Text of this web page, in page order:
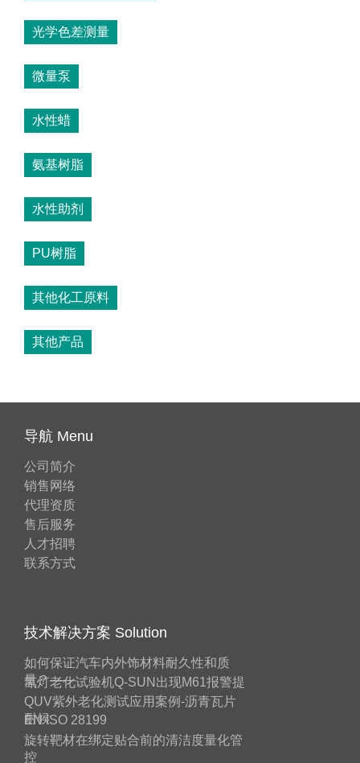
光学色差测量
微量泵
水性蜡
氨基树脂
水性助剂
PU树脂
其他化工原料
其他产品
导航 Menu
公司简介
销售网络
代理资质
售后服务
人才招聘
联系方式
技术解决方案 Solution
如何保证汽车内外饰材料耐久性和质
量？——
氙灯老化试验机Q-SUN出现M61报警提
QUV紫外老化测试应用案例-沥青瓦片
耐候
EN ISO 28199
旋转靶材在绑定贴合前的清洁度量化管
控